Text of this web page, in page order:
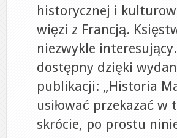
historycznej i
więzi z Francją.
niezwykle
dostępny dzięki
publikacji: „Historia
usiłować przekazać
skrócie, po prostu